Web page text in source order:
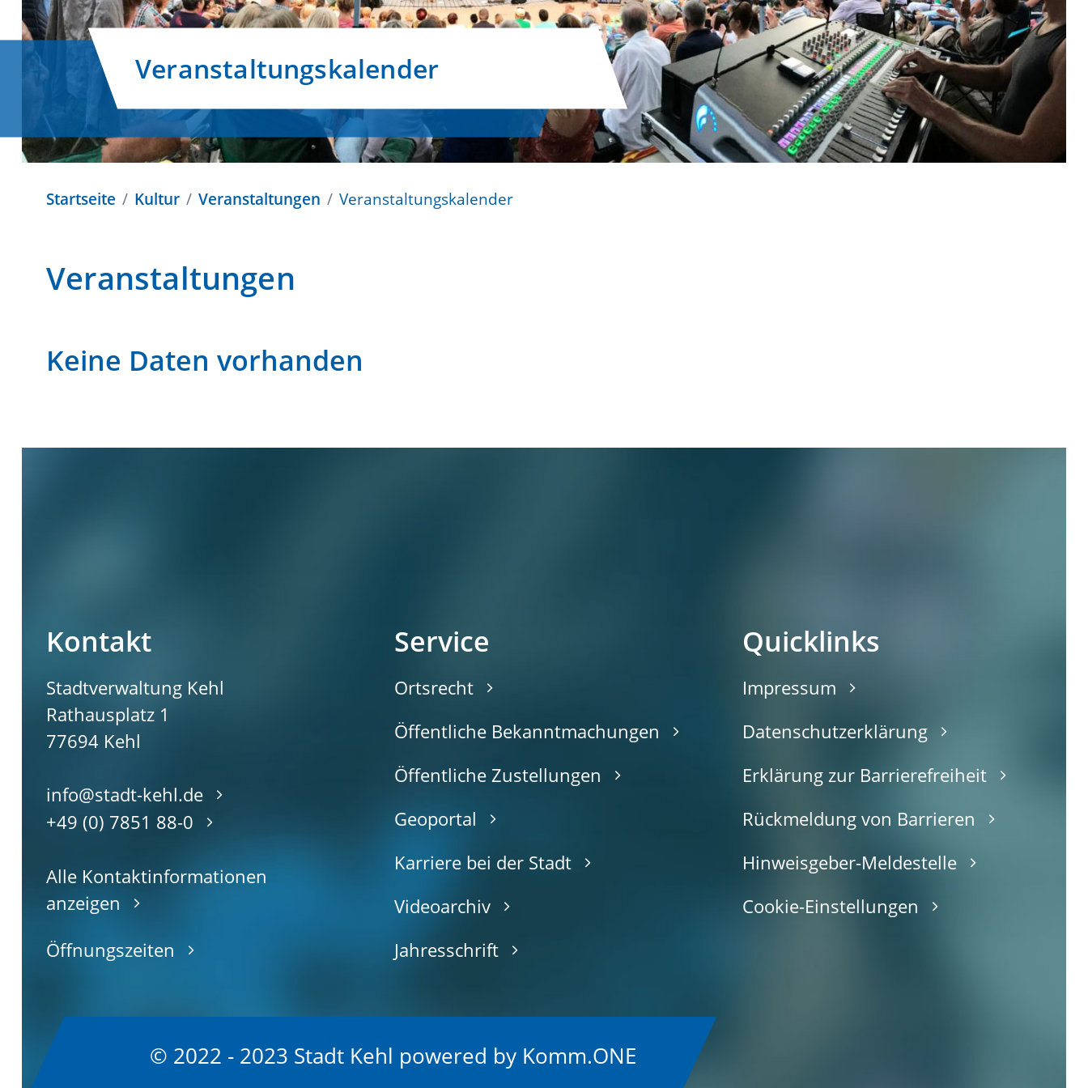
Veranstaltungskalender
Startseite Kultur Veranstaltungen Veranstaltungskalender
Veranstaltungen
Keine Daten vorhanden
Kontakt
Stadtverwaltung Kehl
Rathausplatz 1
77694 Kehl
info@stadt-kehl.de
+49 (0) 7851 88-0
Alle Kontaktinformationen
anzeigen
Öffnungszeiten
Service
Ortsrecht
Öffentliche Bekanntmachungen
Öffentliche Zustellungen
Geoportal
Karriere bei der Stadt
Videoarchiv
Jahresschrift
Quicklinks
Impressum
Datenschutzerklärung
Erklärung zur Barrierefreiheit
Rückmeldung von Barrieren
Hinweisgeber-Meldestelle
Cookie-Einstellungen
© 2022 - 2023 Stadt Kehl powered by Komm.ONE